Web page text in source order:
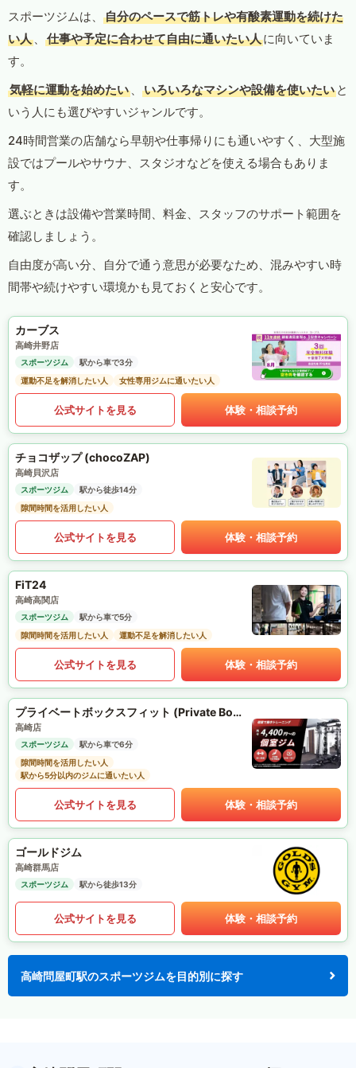
スポーツジムは、
自分のペースで筋トレや有酸素運動を続けた
い人 、 仕事や予定に合わせて自由に通いたい人に向いていま
す。
気軽に運動を始めたい 、 いろいろなマシンや設備を使いたい と
いう人にも選びやすいジャンルです。
24時間営業の店舗なら早朝や仕事帰りにも通いやすく、大型施
設ではプールやサウナ、スタジオなどを使える場合もありま
す。
選ぶときは設備や営業時間、料金、スタッフのサポート範囲を
確認しましょう。
自由度が高い分、自分で通う意思が必要なため、混みやすい時
間帯や続けやすい環境かも見ておくと安心です。
カーブス
高崎井野店
スポーツジム
駅から車で3分
運動不足を解消したい人
女性専用ジムに通いたい人
公式サイトを見る 体験・相談予約
チョコザップ (chocoZAP)
高崎貝沢店
スポーツジム
駅から徒歩14分
隙間時間を活用したい人
公式サイトを見る 体験・相談予約
FiT24
高崎高関店
スポーツジム
駅から車で5分
隙間時間を活用したい人
運動不足を解消したい人
公式サイトを見る 体験・相談予約
プライベートボックスフィット (Private Box Fit)
高崎店
スポーツジム
駅から車で6分
隙間時間を活用したい人
駅から5分以内のジムに通いたい人
公式サイトを見る 体験・相談予約
ゴールドジム
高崎群馬店
スポーツジム 駅から徒歩13分
公式サイトを見る 体験・相談予約
高崎問屋町駅のスポーツジムを目的別に探す